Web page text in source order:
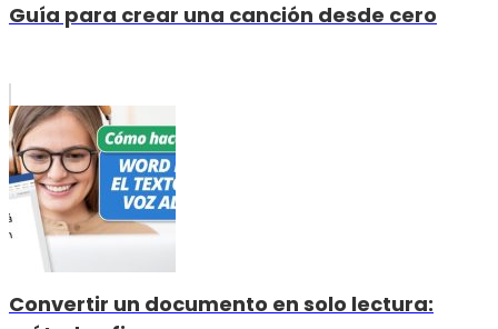
Guía para crear una canción desde cero
Convertir un documento en solo lectura: